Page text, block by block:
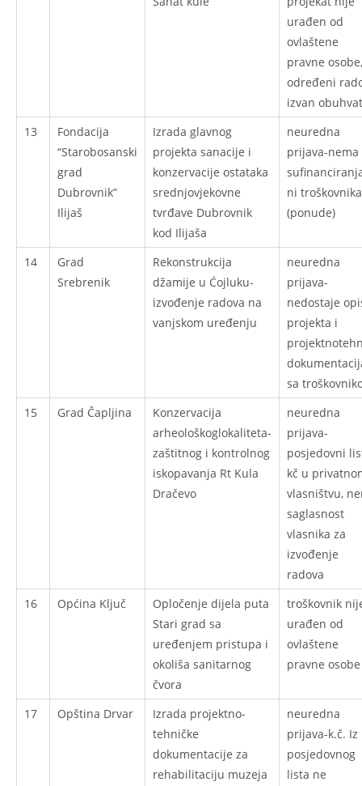
urađen od
ovlaštene
pravne osobe,
određeni
izvan
13
Fondacija
“Starobosanski
grad
Dubrovnik”
Ilijaš
Izrada glavnog
projekta sanacije i
konzervacije ostataka
srednjovjekovne
tvrđave Dubrovnik
kod Ilijaša
neuredna
prijava-nema
ni troškovnika
(ponude)
14
Grad
Srebrenik
Rekonstrukcija
džamije u Ćojluku-
izvođenje radova na
vanjskom uređenju
neuredna
prijava-
nedostaje
projekta i
sa
15
Grad Čapljina
Konzervacija
arheološkoglokaliteta-
zaštitnog i kontrolnog
iskopavanja Rt Kula
Dračevo
neuredna
prijava-
posjedovni
kč u
vlasništvu,
saglasnost
vlasnika za
izvođenje
radova
16
Općina Ključ
Opločenje dijela puta
Stari grad sa
uređenjem pristupa i
okoliša sanitarnog
čvora
troškovnik
urađen od
ovlaštene
pravne osobe
17 Opština Drvar
Izrada projektno-
tehničke
dokumentacije za
rehabilitaciju muzeja
neuredna
prijava-k.č. Iz
posjedovnog
lista ne